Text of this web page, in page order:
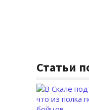
Статьи